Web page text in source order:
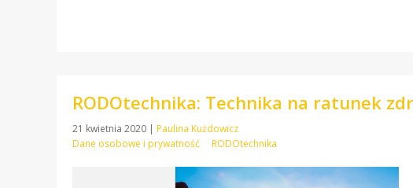
RODOtechnika: Technika na ratunek
21 kwietnia 2020 | Paulina Kużdowicz
Dane osobowe i prywatność
RODOtechnika